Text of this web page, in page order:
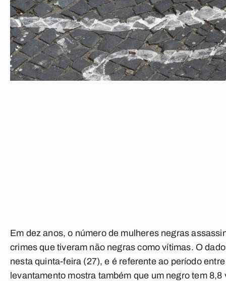
Em dez anos, o número de mulheres negras
crimes que tiveram não negras como vítimas. O
nesta quinta-feira (27), e é referente ao período
levantamento mostra também que um negro tem